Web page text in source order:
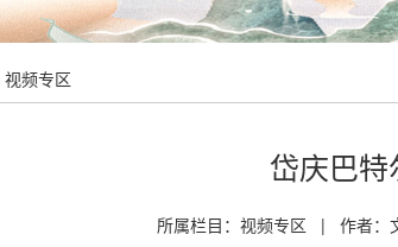
视频专区
岱庆巴
所属栏目：视频专区 | 作者